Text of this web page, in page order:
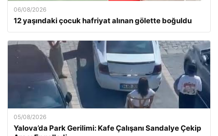
06/08/2026
12 yaşındaki çocuk hafriyat alınan gölette boğuldu
05/08/2026
Yalova’da Park Gerilimi: Kafe Çalışanı Sandalye Çekip